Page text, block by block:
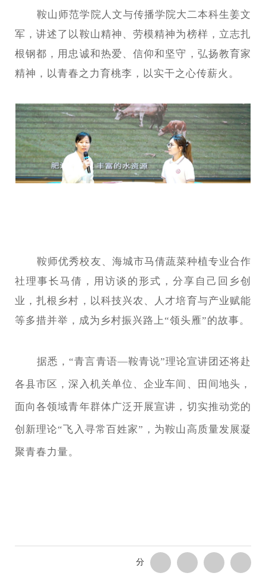
鞍山师范学院人文与传播学院大二本科生姜文
军，讲述了以鞍山精神、劳模精神为榜样，立志扎
根钢都，用忠诚和热爱、信仰和坚守，弘扬教育家
精神，以青春之力育桃李，以实干之心传薪火。
鞍师优秀校友、海城市马倩蔬菜种植专业合作
社理事长马倩，用访谈的形式，分享自己回乡创
业，扎根乡村，以科技兴农、人才培育与产业赋能
等多措并举，成为乡村振兴路上“领头雁”的故事。
据悉，“青言青语—鞍青说”理论宣讲团还将赴
各县市区，深入机关单位、企业车间、田间地头，
面向各领域青年群体广泛开展宣讲，切实推动党的
创新理论“飞入寻常百姓家”，为鞍山高质量发展凝
聚青春力量。
分